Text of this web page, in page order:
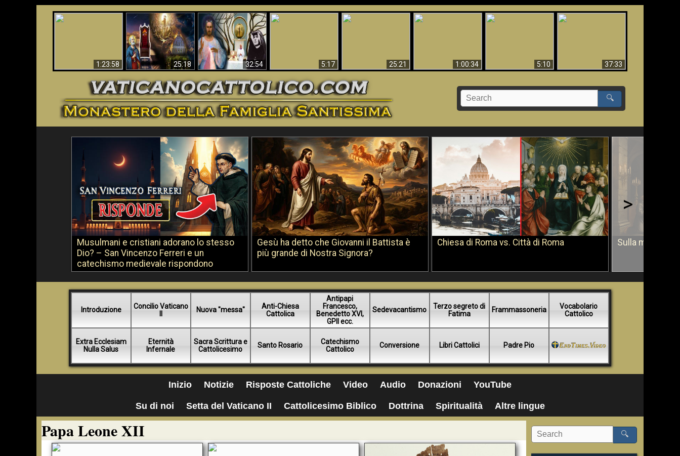
1:23:58 25:18
La Bibbia ha previsto
70 anni senza Papa?
32:54
Faustina e la Divina
Misericordia – un
inganno
5:17
25:21
1:00:34
5:10
37:33
🔍
Musulmani e cristiani adorano lo stesso
Dio? – San Vincenzo Ferreri e un
catechismo medievale rispondono
Gesù ha detto che Giovanni il Battista è
più grande di Nostra Signora?
Chiesa di Roma vs. Città di Roma Sulla morte di
>
Introduzione
Concilio Vaticano
Nuova "messa"
Anti-Chiesa
Cattolica
Antipapi
Francesco,
Benedetto XVI,
GPII ecc.
Sedevacantismo
Terzo segreto di
Fatima
Frammassoneria
Vocabolario
Cattolico
Extra Ecclesiam
Nulla Salus
Eternità
Infernale
Sacra Scrittura e
Cattolicesimo
Santo Rosario
Catechismo
Cattolico
Conversione Libri Cattolici Padre Pio
Inizio Notizie Risposte Cattoliche Video Audio Donazioni YouTube
Su di noi Setta del Vaticano II Cattolicesimo Biblico Dottrina Spiritualità Altre lingue
Papa Leone XII 🔍